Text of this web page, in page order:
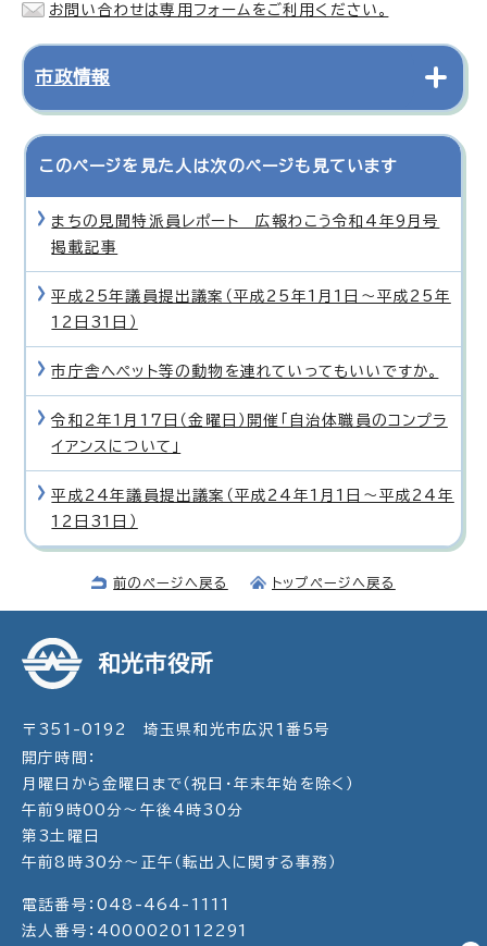
お問い合わせは専用フォームをご利用ください。
市政情報
このページを見た人は次のページも見ています
まちの見聞特派員レポート 広報わこう令和4年9月号
掲載記事
平成25年議員提出議案（平成25年1月1日〜平成25年
12日31日）
市庁舎へペット等の動物を連れていってもいいですか。
令和2年1月17日（金曜日）開催「自治体職員のコンプラ
イアンスについて」
平成24年議員提出議案（平成24年1月1日〜平成24年
12日31日）
前のページへ戻る トップページへ戻る
和光市役所
〒351-0192 埼玉県和光市広沢1番5号
開庁時間：
月曜日から金曜日まで（祝日・年末年始を除く）
午前9時00分～午後4時30分
第3土曜日
午前8時30分～正午（転出入に関する事務）
電話番号：048-464-1111
法人番号：4000020112291